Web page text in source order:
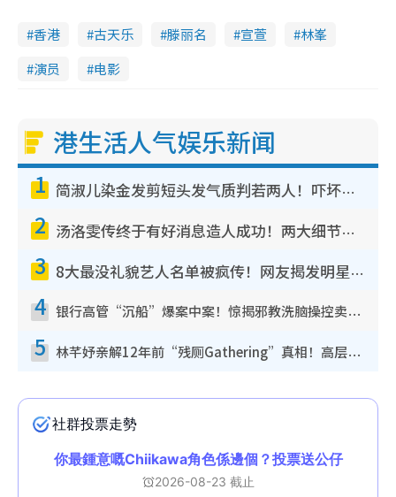
香港 古天乐 滕丽名 宣萱
林峯
演员
电影
港生活人气娱乐新闻
1 简淑儿染金发剪短头发气质判若两人！吓坏老公麦大力都认不出：“你做什么？”
2 汤洛雯传终于有好消息造人成功！两大细节曝孕味极浓引猜测：大肚婆先会咁！
3 8大最没礼貌艺人名单被疯传！网友揭发明星真面目，一致数落这一位是无品天花板？
4 银行高管“沉船”爆案中案！惊揭邪教洗脑操控卖淫被吞600万，幕后黑手讲多错多
5 林芊妤亲解12年前“残厕Gathering”真相！高层解约一句话重创尊严，至今拒返TVB